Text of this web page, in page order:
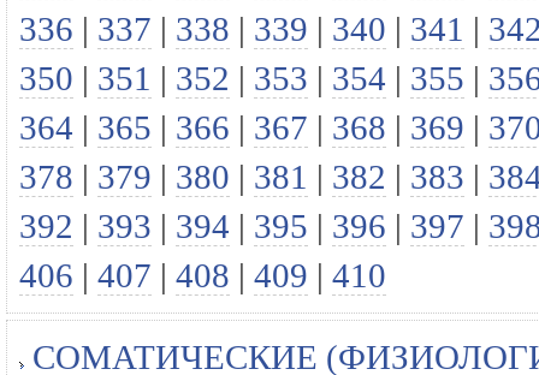
336 | 337 | 338 | 339 | 340 | 341 |
350 | 351 | 352 | 353 | 354 | 355 |
364 | 365 | 366 | 367 | 368 | 369 |
378 | 379 | 380 | 381 | 382 | 383 |
392 | 393 | 394 | 395 | 396 | 397 |
406 | 407 | 408 | 409 | 410
СОМАТИЧЕСКИЕ